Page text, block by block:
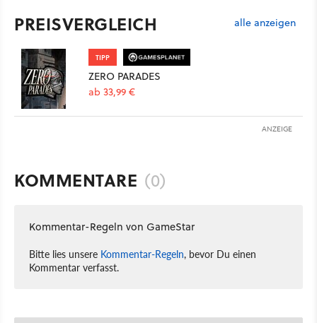
PREISVERGLEICH alle anzeigen
TIPP
ZERO PARADES
ab 33,99 €
ANZEIGE
KOMMENTARE (0)
Kommentar-Regeln von GameStar
Bitte lies unsere Kommentar-Regeln, bevor Du einen
Kommentar verfasst.